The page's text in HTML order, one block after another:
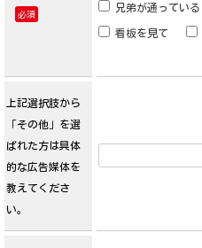
必須
兄弟が通っている
看板を見て
上記選択肢から
「その他」を選
ばれた方は具体
的な広告媒体を
教えてくださ
い。